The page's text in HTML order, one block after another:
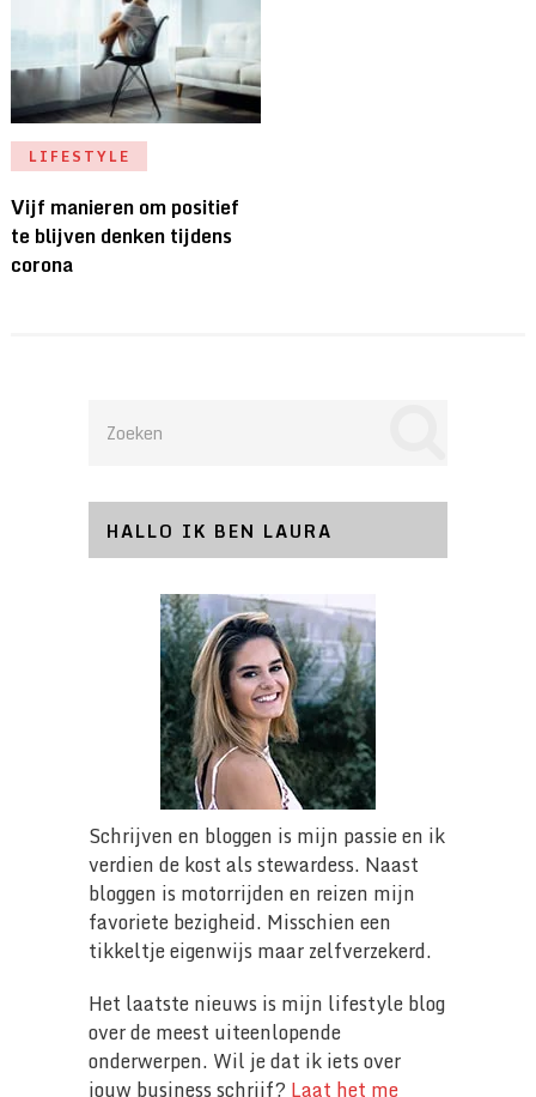
LIFESTYLE
Vijf manieren om positief
te blijven denken tijdens
corona
HALLO IK BEN LAURA
Schrijven en bloggen is mijn passie en ik
verdien de kost als stewardess. Naast
bloggen is motorrijden en reizen mijn
favoriete bezigheid. Misschien een
tikkeltje eigenwijs maar zelfverzekerd.
Het laatste nieuws is mijn lifestyle blog
over de meest uiteenlopende
onderwerpen. Wil je dat ik iets over
jouw business schrijf? Laat het me